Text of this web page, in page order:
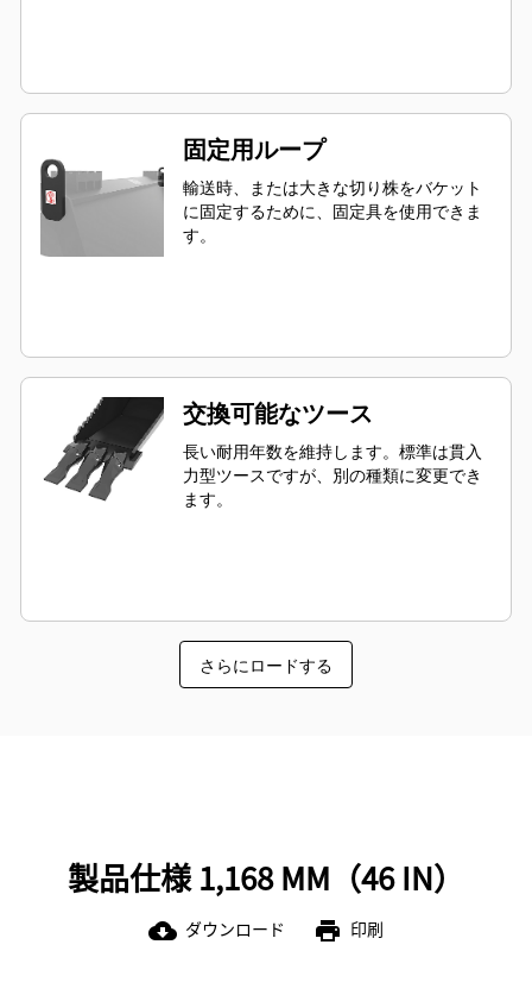
固定用ループ
輸送時、または大きな切り株をバケット
に固定するために、固定具を使用できま
す。
交換可能なツース
長い耐用年数を維持します。標準は貫入
力型ツースですが、別の種類に変更でき
ます。
さらにロードする
製品仕様 1,168 MM（46 IN）
cloud_download ダウンロード print 印刷